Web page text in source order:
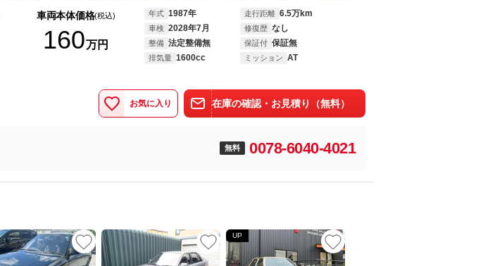
車両本体価格(税込)
160万円
年式 1987年 走行距離 6.5万km
車検 2028年7月 修復歴 なし
整備 法定整備無 保証付 保証無
排気量 1600cc ミッション AT
お気に入り 在庫の確認・お見積り（無料）
無料 0078-6040-4021
UP